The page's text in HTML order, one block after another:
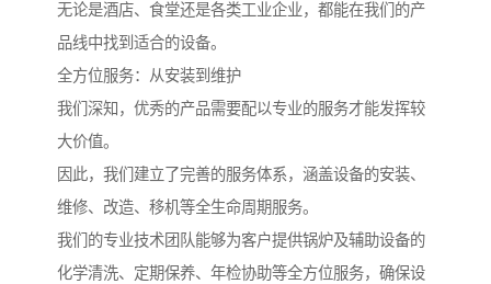
无论是酒店、食堂还是各类工业企业，都能在我们的产
品线中找到适合的设备。
全方位服务：从安装到维护
我们深知，优秀的产品需要配以专业的服务才能发挥较
大价值。
因此，我们建立了完善的服务体系，涵盖设备的安装、
维修、改造、移机等全生命周期服务。
我们的专业技术团队能够为客户提供锅炉及辅助设备的
化学清洗、定期保养、年检协助等全方位服务，确保设